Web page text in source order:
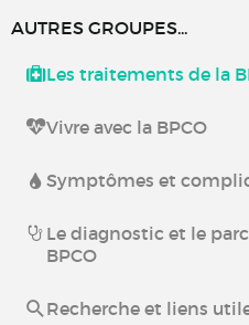
AUTRES GROUPES...
Les traitements de la
Vivre avec la BPCO
Symptômes et
Le diagnostic et le
BPCO
Recherche et liens